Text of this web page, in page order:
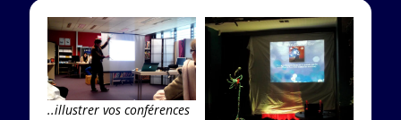
..illustrer vos conférences